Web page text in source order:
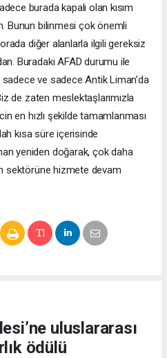
burada kapalı olan kısım
Bunun bilinmesi çok önemli
diğer alanlarla ilgili gereksiz
Buradaki AFAD durumu ile
ve sadece Antik Liman’da
de zaten meslektaşlarımızla
en hızlı şekilde tamamlanması
kısa süre içerisinde
yeniden doğarak, çok daha
sektörüne hizmete devam
uluslararası
ödülü